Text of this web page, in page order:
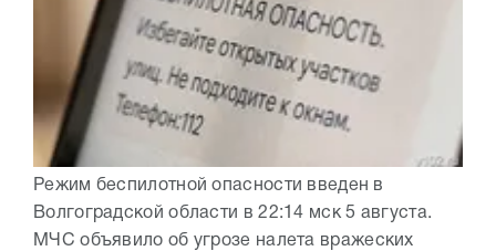
Режим беспилотной опасности введен в
Волгоградской области в 22:14 мск 5 августа.
МЧС объявило об угрозе налета вражеских